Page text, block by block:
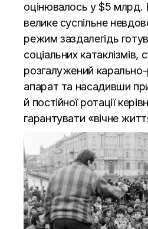
оцінювалось у $5 млрд.
велике суспільне
режим заздалегідь
соціальних катаклізмів,
розгалужений
апарат та насадивши
й постійної ротації
гарантувати «вічне